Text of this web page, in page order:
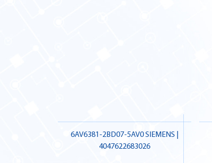
6AV6381-2BD07-5AV0 SIEMENS |
4047622683026